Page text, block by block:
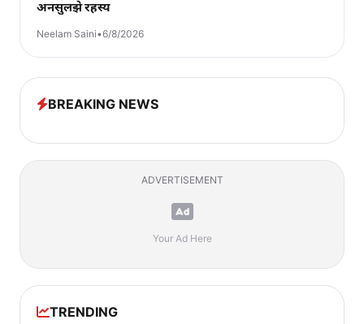
अनसुलझे रहस्य
Neelam Saini•6/8/2026
BREAKING NEWS
ADVERTISEMENT
Your Ad Here
TRENDING